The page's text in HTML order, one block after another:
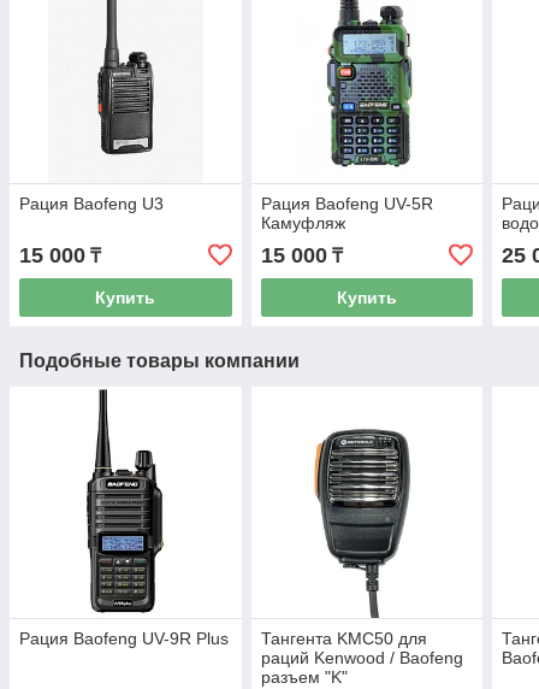
Рация Baofeng U3
15 000 ₸
Купить
Рация Baofeng UV-5R
Камуфляж
15 000₸
Купить
25
Подобные товары компании
Рация Baofeng UV-9R Plus
Тангента KMC50 для
раций Kenwood / Baofeng
разъем "K"